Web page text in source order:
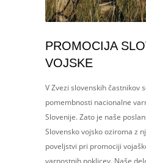
PROMOCIJA
VOJSKE
V Zvezi slovenskih častnikov
pomembnosti nacionalne
Slovenije. Zato je naše
Slovensko vojsko oziroma z
poveljstvi pri promociji
varnostnih poklicev. Naše